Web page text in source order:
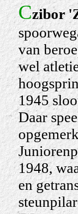
Czibor
van
wel
1945
Daar
1948,
en